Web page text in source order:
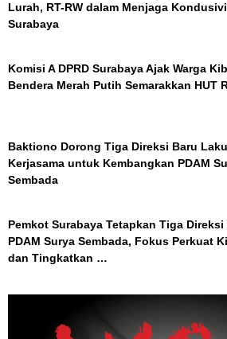
Lurah, RT-RW dalam Menjaga
Surabaya
Komisi A DPRD Surabaya Ajak Warga
Bendera Merah Putih Semarakkan HUT
Baktiono Dorong Tiga Direksi Baru
Kerjasama untuk Kembangkan PDAM
Sembada
Pemkot Surabaya Tetapkan Tiga Direksi
PDAM Surya Sembada, Fokus Perkuat
dan Tingkatkan …